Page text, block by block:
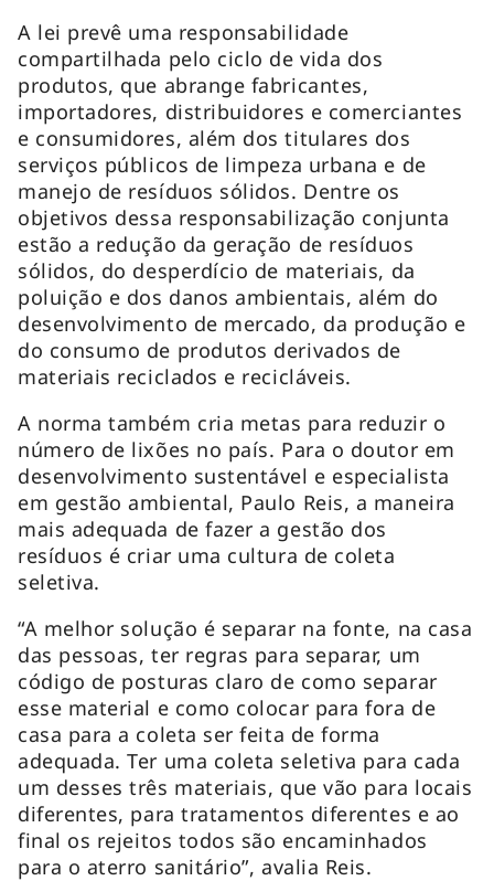
A lei prevê uma responsabilidade
compartilhada pelo ciclo de vida dos
produtos, que abrange fabricantes,
importadores, distribuidores e comerciantes
e consumidores, além dos titulares dos
serviços públicos de limpeza urbana e de
manejo de resíduos sólidos. Dentre os
objetivos dessa responsabilização conjunta
estão a redução da geração de resíduos
sólidos, do desperdício de materiais, da
poluição e dos danos ambientais, além do
desenvolvimento de mercado, da produção e
do consumo de produtos derivados de
materiais reciclados e recicláveis.
A norma também cria metas para reduzir o
número de lixões no país. Para o doutor em
desenvolvimento sustentável e especialista
em gestão ambiental, Paulo Reis, a maneira
mais adequada de fazer a gestão dos
resíduos é criar uma cultura de coleta
seletiva.
“A melhor solução é separar na fonte, na casa
das pessoas, ter regras para separar, um
código de posturas claro de como separar
esse material e como colocar para fora de
casa para a coleta ser feita de forma
adequada. Ter uma coleta seletiva para cada
um desses três materiais, que vão para locais
diferentes, para tratamentos diferentes e ao
final os rejeitos todos são encaminhados
para o aterro sanitário”, avalia Reis.